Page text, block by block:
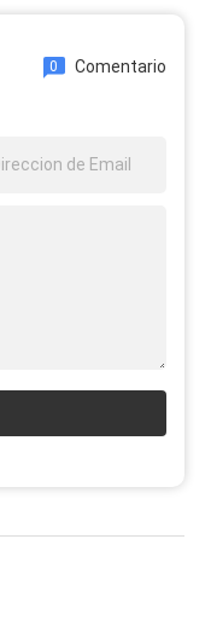
0 Comentario